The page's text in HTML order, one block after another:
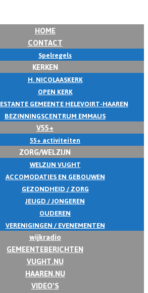
HOME
CONTACT
Spelregels
KERKEN
H. NICOLAASKERK
OPEN KERK
GEMEENTE HELEVOIRT-HAAREN
BEZINNINGSCENTRUM EMMAUS
V55+
55+ activiteiten
ZORG/WELZIJN
WELZIJN VUGHT
ACCOMODATIES EN GEBOUWEN
GEZONDHEID / ZORG
JEUGD / JONGEREN
OUDEREN
VERENIGINGEN / EVENEMENTEN
wijkradio
GEMEENTEBERICHTEN
VUGHT.NU
HAAREN.NU
VIDEO’S